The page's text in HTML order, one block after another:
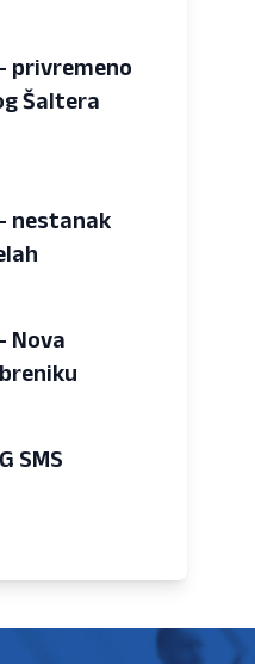
privremeno
Šaltera
nestanak
Nova
SMS